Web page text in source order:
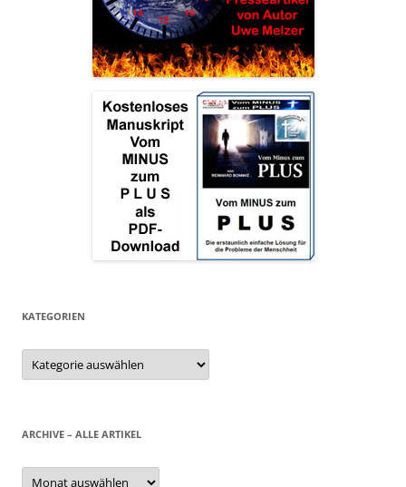
KATEGORIEN
Kategorien
ARCHIVE – ALLE ARTIKEL
Archive